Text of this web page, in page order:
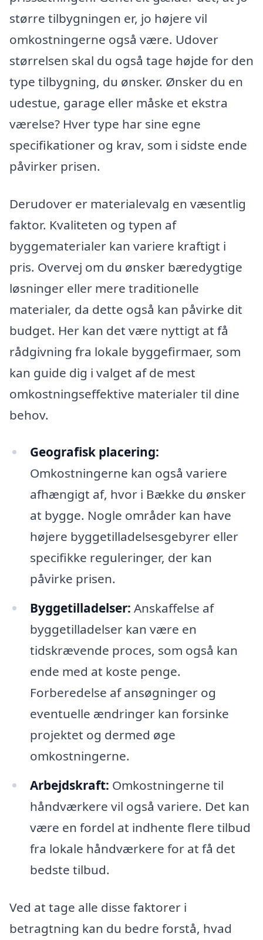
større tilbygningen er, jo højere vil
omkostningerne også være. Udover
størrelsen skal du også tage højde for den
type tilbygning, du ønsker. Ønsker du en
udestue, garage eller måske et ekstra
værelse? Hver type har sine egne
specifikationer og krav, som i sidste ende
påvirker prisen.
Derudover er materialevalg en væsentlig
faktor. Kvaliteten og typen af
byggematerialer kan variere kraftigt i
pris. Overvej om du ønsker bæredygtige
løsninger eller mere traditionelle
materialer, da dette også kan påvirke dit
budget. Her kan det være nyttigt at få
rådgivning fra lokale byggefirmaer, som
kan guide dig i valget af de mest
omkostningseffektive materialer til dine
behov.
Geografisk placering:
Omkostningerne kan også variere
afhængigt af, hvor i Bække du ønsker
at bygge. Nogle områder kan have
højere byggetilladelsesgebyrer eller
specifikke reguleringer, der kan
påvirke prisen.
Byggetilladelser: Anskaffelse af
byggetilladelser kan være en
tidskrævende proces, som også kan
ende med at koste penge.
Forberedelse af ansøgninger og
eventuelle ændringer kan forsinke
projektet og dermed øge
omkostningerne.
Arbejdskraft: Omkostningerne til
håndværkere vil også variere. Det kan
være en fordel at indhente flere tilbud
fra lokale håndværkere for at få det
bedste tilbud.
Ved at tage alle disse faktorer i
betragtning kan du bedre forstå, hvad